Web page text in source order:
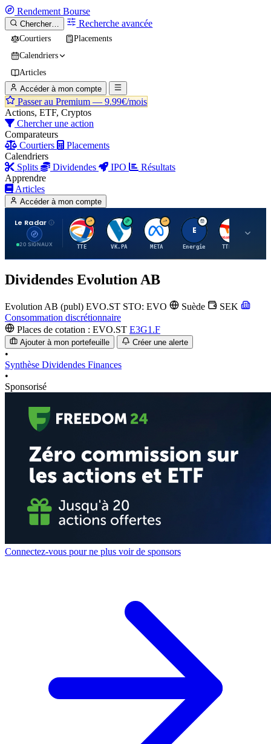
Rendement Bourse
Chercher… Recherche avancée
Courtiers
Placements
Calendriers
Articles
Accéder à mon compte
Passer au Premium — 9.99€/mois
Actions, ETF, Cryptos
Chercher une action
Comparateurs
Courtiers
Placements
Calendriers
Splits
Dividendes IPO
Résultats
Apprendre
Articles
Accéder à mon compte
Le Radar
20 SIGNAUX
T
TTE
V
VK.PA
M
META
E
Energie
T
TTE.PA
Dividendes Evolution AB
Evolution AB (publ) EVO.ST STO: EVO Suède
SEK
Consommation discrétionnaire
Places de cotation : EVO.ST E3G1.F
Ajouter à mon portefeuille Créer une alerte
•
Synthèse Dividendes Finances
•
Sponsorisé
Connectez-vous pour ne plus voir de sponsors